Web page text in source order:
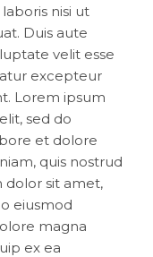
nisi ut
Duis aute
velit esse
excepteur
Lorem ipsum
sed do
et dolore
quis nostrud
dolor sit amet,
eiusmod
magna
ex ea